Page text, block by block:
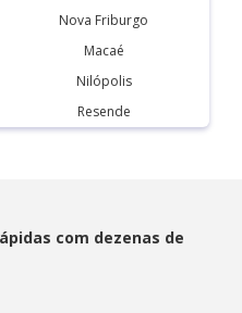
Nova Friburgo
Macaé
Nilópolis
Resende
com dezenas de